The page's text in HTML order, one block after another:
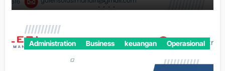
Administration Business keuangan Operasional